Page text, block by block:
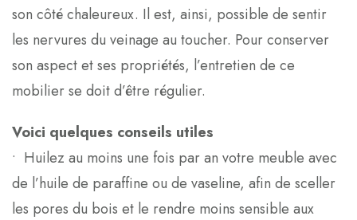
son côté chaleureux. Il est, ainsi, possible de sentir
les nervures du veinage au toucher. Pour conserver
son aspect et ses propriétés, l’entretien de ce
mobilier se doit d’être régulier.
Voici quelques conseils utiles
• Huilez au moins une fois par an votre meuble avec
de l’huile de paraffine ou de vaseline, afin de sceller
les pores du bois et le rendre moins sensible aux